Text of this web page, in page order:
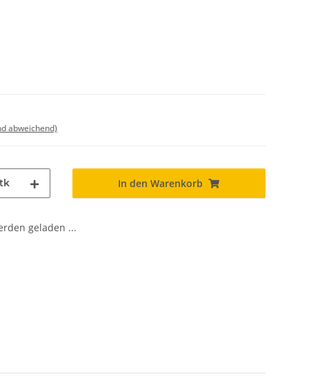
abweichend)
In den Warenkorb
geladen ...